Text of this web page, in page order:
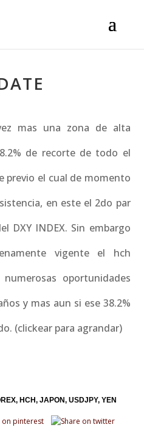
mas una zona de alta
de recorte de todo el
previo el cual de momento
en este el 2do par
DXY INDEX. Sin embargo
vigente el hch
oportunidades
y mas aun si ese 38.2%
(clickear para agrandar)
HCH JAPON USDJPY YEN